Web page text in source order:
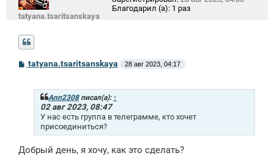
tatyana.tsaritsanskaya
Благодарил (а): 1 раз
С
о
tatyana.tsaritsanskaya 28 авг 2023, 04:17
Ann2308писал(а): ↑
02 авг 2023, 08:47
У нас есть группа в телеграмме, кто хочет
присоединиться?
Добрый день, я хочу, как это сделать?